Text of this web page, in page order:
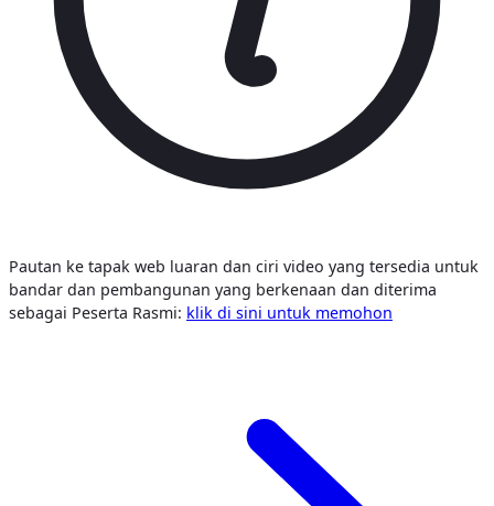
Pautan ke tapak web luaran dan ciri video yang tersedia untuk
bandar dan pembangunan yang berkenaan dan diterima
sebagai Peserta Rasmi: klik di sini untuk memohon